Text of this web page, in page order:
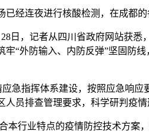
经连夜进行核酸检测，在成都
日，记者从四川省政府网站获
“外防输入、内防反弹”坚固防
急指挥体系建设，按照应急响
员排查管理要求，科学研判疫
行业特点的疫情防控技术方案